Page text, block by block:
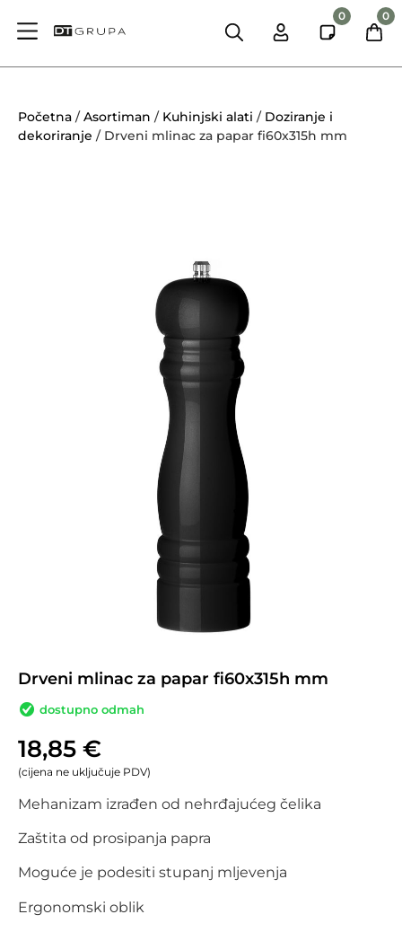
0 0
Početna /Asortiman / Kuhinjski alati / Doziranje i
dekoriranje / Drveni mlinac za papar fi60x315h mm
Drveni mlinac za papar fi60x315h mm
dostupno odmah
18,85 €
(cijena ne uključuje PDV)
Mehanizam izrađen od nehrđajućeg čelika
Zaštita od prosipanja papra
Moguće je podesiti stupanj mljevenja
Ergonomski oblik